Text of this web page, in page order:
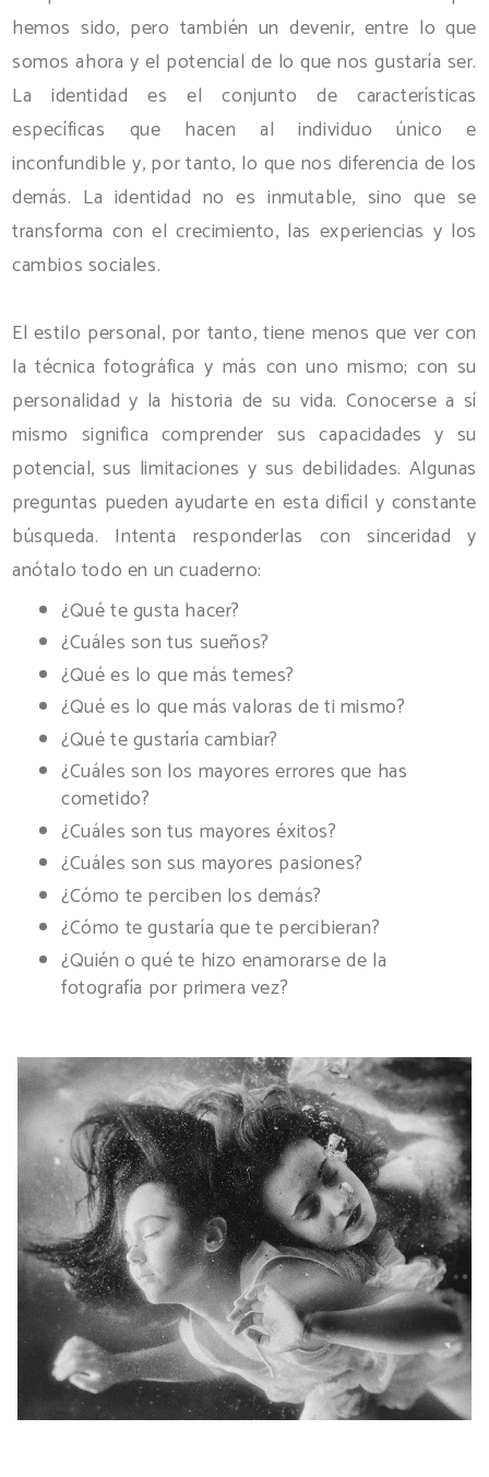
hemos sido, pero también un devenir, entre lo que
somos ahora y el potencial de lo que nos gustaría ser.
La identidad es el conjunto de características
específicas que hacen al individuo único e
inconfundible y, por tanto, lo que nos diferencia de los
demás. La identidad no es inmutable, sino que se
transforma con el crecimiento, las experiencias y los
cambios sociales.
El estilo personal, por tanto, tiene menos que ver con
la técnica fotográfica y más con uno mismo; con su
personalidad y la historia de su vida. Conocerse a sí
mismo significa comprender sus capacidades y su
potencial, sus limitaciones y sus debilidades. Algunas
preguntas pueden ayudarte en esta difícil y constante
búsqueda. Intenta responderlas con sinceridad y
anótalo todo en un cuaderno:
¿Qué te gusta hacer?
¿Cuáles son tus sueños?
¿Qué es lo que más temes?
¿Qué es lo que más valoras de ti mismo?
¿Qué te gustaría cambiar?
¿Cuáles son los mayores errores que has
cometido?
¿Cuáles son tus mayores éxitos?
¿Cuáles son sus mayores pasiones?
¿Cómo te perciben los demás?
¿Cómo te gustaría que te percibieran?
¿Quién o qué te hizo enamorarse de la
fotografía por primera vez?